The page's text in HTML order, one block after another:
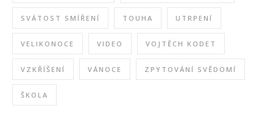
SVÁTOST SMÍŘENÍ TOUHA UTRPENÍ
VELIKONOCE VIDEO VOJTĚCH KODET
VZKŘÍŠENÍ VÁNOCE ZPYTOVÁNÍ SVĚDOMÍ
ŠKOLA